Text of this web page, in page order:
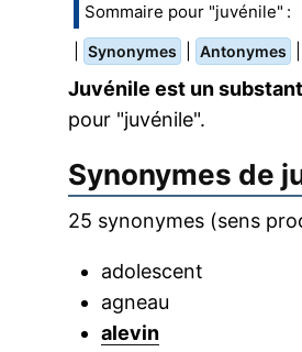
Sommaire pour "juvénile" :
Synonymes Antonymes
Juvénile est un
pour "juvénile".
Synonymes de
25 synonymes (sens
adolescent
agneau
alevin